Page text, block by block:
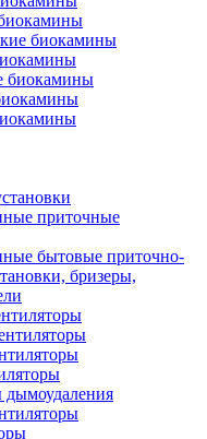
биокамины
биокамины
приточные
бытовые приточно-
бризеры,
дымоудаления